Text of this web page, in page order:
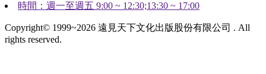
時間：週一至週五 9:00 ~ 12:30;13:30 ~ 17:00
Copyright© 1999~2026 遠見天下文化出版股份有限公司 . All
rights reserved.